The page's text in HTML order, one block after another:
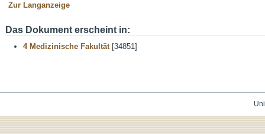
Zur Langanzeige
Das Dokument erscheint in:
4 Medizinische Fakultät[34851]